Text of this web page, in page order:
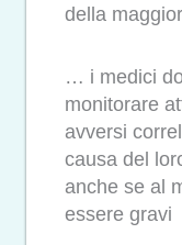
della
… i medici
monitorare
avversi
causa del
anche se al
essere gravi